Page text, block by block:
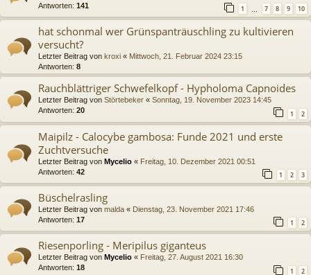
Antworten: 141 1 … 7 8 9 10
hat schonmal wer Grünspanträuschling zu kultivieren
versucht?
Letzter Beitrag von kroxi « Mittwoch, 21. Februar 2024 23:15
Antworten: 8
Rauchblättriger Schwefelkopf - Hypholoma Capnoides
Letzter Beitrag von Störtebeker « Sonntag, 19. November 2023 14:45
Antworten: 20 1 2
Maipilz - Calocybe gambosa: Funde 2021 und erste
Zuchtversuche
Letzter Beitrag von Mycelio « Freitag, 10. Dezember 2021 00:51
Antworten: 42 1 2 3
Büschelrasling
Letzter Beitrag von malda « Dienstag, 23. November 2021 17:46
Antworten: 17 1 2
Riesenporling - Meripilus giganteus
Letzter Beitrag von Mycelio « Freitag, 27. August 2021 16:30
Antworten: 18 1 2